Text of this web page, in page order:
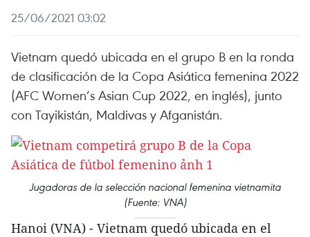
25/06/2021 03:02
Vietnam quedó ubicada en el grupo B en la ronda
de clasificación de la Copa Asiática femenina 2022
(AFC Women’s Asian Cup 2022, en inglés), junto
con Tayikistán, Maldivas y Afganistán.
Jugadoras de la selección nacional femenina vietnamita
(Fuente: VNA)
Hanoi (VNA) - Vietnam quedó ubicada en el